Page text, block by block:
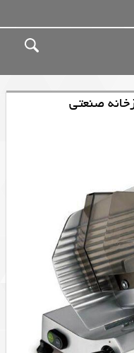
صنعتی